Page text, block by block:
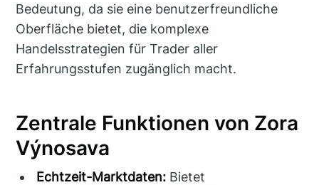
Bedeutung, da sie eine benutzerfreundliche
Oberfläche bietet, die komplexe
Handelsstrategien für Trader aller
Erfahrungsstufen zugänglich macht.
Zentrale Funktionen von Zora
Výnosava
Echtzeit-Marktdaten: Bietet